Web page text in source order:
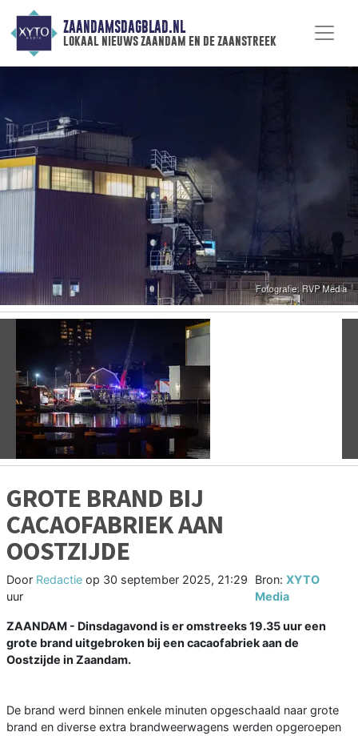
ZAANDAMSDAGBLAD.NL
lokaal nieuws zaandam en de zaanstreek
Vorige
GROTE BRAND BIJ
CACAOFABRIEK AAN
OOSTZIJDE
Door Redactie op 30 september 2025, 21:29
uur
Bron:XYTO
Media
ZAANDAM - Dinsdagavond is er omstreeks 19.35 uur een
grote brand uitgebroken bij een cacaofabriek aan de
Oostzijde in Zaandam.
De brand werd binnen enkele minuten opgeschaald naar grote
brand en diverse extra brandweerwagens werden opgeroepen